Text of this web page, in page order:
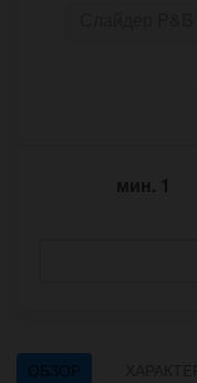
мин. 1
ОБЗОР